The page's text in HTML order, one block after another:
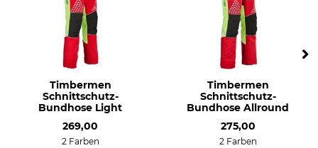
Timbermen
Schnittschutz-
Bundhose Light
269,00
2 Farben
Timbermen
Schnittschutz-
Bundhose Allround
275,00
2 Farben